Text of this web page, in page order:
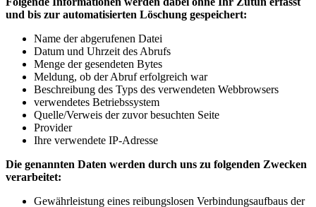
und bis zur automatisierten Löschung gespeichert:
Name der abgerufenen Datei
Datum und Uhrzeit des Abrufs
Menge der gesendeten Bytes
Meldung, ob der Abruf erfolgreich war
Beschreibung des Typs des verwendeten Webbrowsers
verwendetes Betriebssystem
Quelle/Verweis der zuvor besuchten Seite
Provider
Ihre verwendete IP-Adresse
Die genannten Daten werden durch uns zu folgenden Zwecken
verarbeitet:
Gewährleistung eines reibungslosen Verbindungsaufbaus der